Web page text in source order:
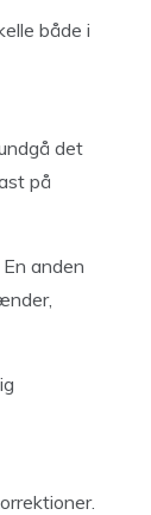
både i
det
på
anden